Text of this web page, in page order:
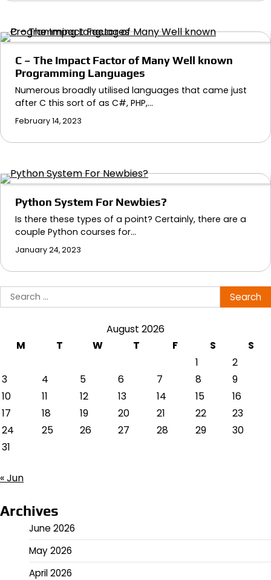
C – The Impact Factor of Many Well known
Programming Languages
Numerous broadly utilised languages that came just
after C this sort of as C#, PHP,…
February 14, 2023
Python System For Newbies?
Is there these types of a point? Certainly, there are a
couple Python courses for…
January 24, 2023
Search
for:
August 2026
M
T W T F S
S
1
2
3
4 5 6 7 8
9
10
11 12 13 14 15
16
17
18 19 20 21 22
23
24
25 26 27 28 29
30
31
« Jun
Archives
June 2026
May 2026
April 2026